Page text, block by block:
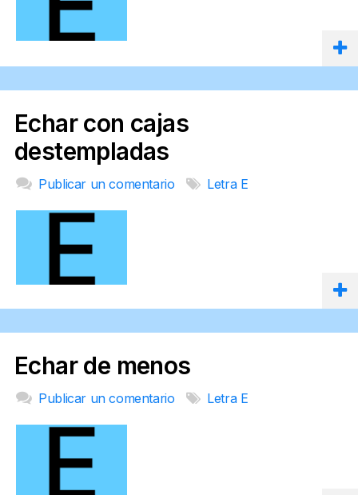
Echar con cajas
destempladas
Publicar un comentario Letra E
Echar de menos
Publicar un comentario Letra E